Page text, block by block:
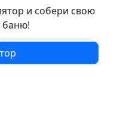
и собери свою
баню!